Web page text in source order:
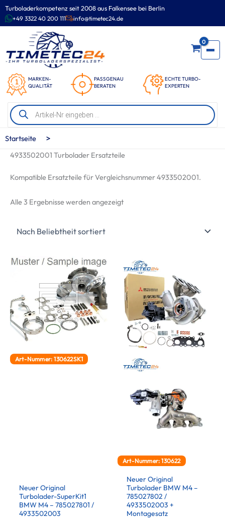
Turboladerkompetenz seit 2008 aus Falkensee bei Berlin
+49 3322 40 200 111 info@timetec24.de
MARKEN-
QUALITÄT
PASSGENAU
BERATEN
ECHTE TURBO-
EXPERTEN
0
Products
search
Zum
Inhalt
springen
Startseite >
4933502001 Turbolader Ersatzteile
Kompatible Ersatzteile für Vergleichsnummer 4933502001.
Alle 3 Ergebnisse werden angezeigtNach
Art-Nummer: 130622SK1
Neuer Original
Turbolader-SuperKit1
BMW M4 – 785027801 /
4933502003
Art-Nummer: 130622
Neuer Original
Turbolader BMW M4 –
785027802 /
4933502003 +
Montagesatz